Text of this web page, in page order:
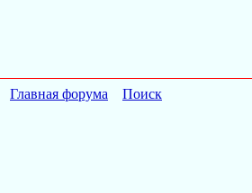
Главная форума Поиск